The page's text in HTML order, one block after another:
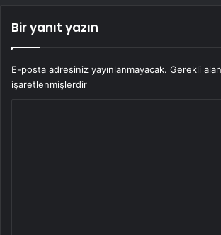
Bir yanıt yazın
E-posta adresiniz yayınlanmayacak. Gerekli
işaretlenmişlerdir